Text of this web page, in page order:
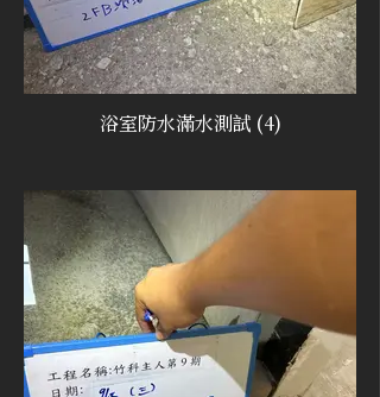
浴室防水滿水測試 (4)